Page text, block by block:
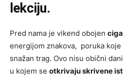
lekciju.
Pred nama je vikend obojen
energijom znakova, poruka
snažan trag. Ovo nisu obični
u kojem se otkrivaju skrivene